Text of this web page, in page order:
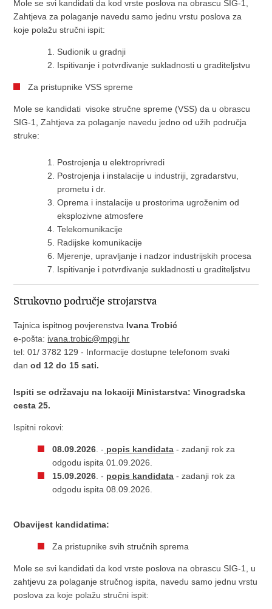
Mole se svi kandidati da kod vrste poslova na obrascu SIG-1,
Zahtjeva za polaganje navedu samo jednu vrstu poslova za
koje polažu stručni ispit:
Sudionik u gradnji
Ispitivanje i potvrđivanje sukladnosti u graditeljstvu
Za pristupnike VSS spreme
Mole se kandidati visoke stručne spreme (VSS) da u obrascu
SIG-1, Zahtjeva za polaganje navedu jedno od užih područja
struke:
Postrojenja u elektroprivredi
Postrojenja i instalacije u industriji, zgradarstvu,
prometu i dr.
Oprema i instalacije u prostorima ugroženim od
eksplozivne atmosfere
Telekomunikacije
Radijske komunikacije
Mjerenje, upravljanje i nadzor industrijskih procesa
Ispitivanje i potvrđivanje sukladnosti u graditeljstvu
Strukovno područje strojarstva
Tajnica ispitnog povjerenstva Ivana Trobić
e-pošta: ivana.trobic@mpgi.hr
tel: 01/ 3782 129 - Informacije dostupne telefonom svaki
danod 12 do 15 sati.
Ispiti se održavaju na lokaciji Ministarstva: Vinogradska
cesta 25.
Ispitni rokovi:
08.09.2026 . - popis kandidata - zadanji rok za
odgodu ispita 01.09.2026.
15.09.2026 . - popis kandidata - zadanji rok za
odgodu ispita 08.09.2026.
Obavijest kandidatima:
Za pristupnike svih stručnih sprema
Mole se svi kandidati da kod vrste poslova na obrascu SIG-1, u
zahtjevu za polaganje stručnog ispita, navedu samo jednu vrstu
poslova za koje polažu stručni ispit: